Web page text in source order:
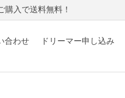
購入で送料無料！
合わせ ドリーマー申し込み